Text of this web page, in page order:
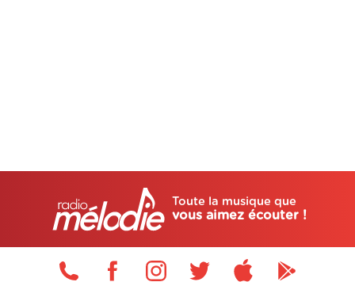
Toute la musique que
vous aimez écouter !